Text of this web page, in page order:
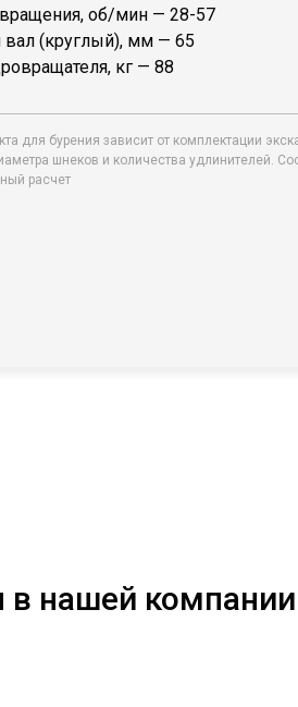
об/мин — 28-57
(круглый), мм — 65
кг — 88
для бурения зависит от комплектации
шнеков и количества удлинителей.
расчет
в нашей компании